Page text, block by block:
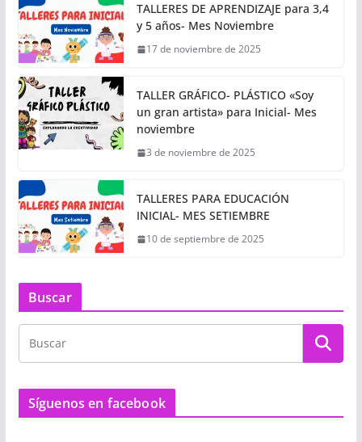
TALLERES DE APRENDIZAJE para 3,4
y 5 años- Mes Noviembre
17 de noviembre de 2025
TALLER GRÁFICO- PLÁSTICO «Soy
un gran artista» para Inicial- Mes
noviembre
3 de noviembre de 2025
TALLERES PARA EDUCACIÓN
INICIAL- MES SETIEMBRE
10 de septiembre de 2025
Buscar
Síguenos en facebook